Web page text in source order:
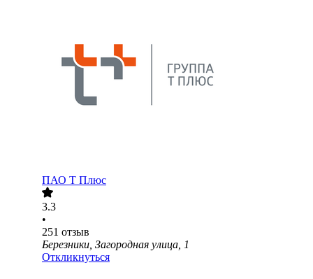
ПАО Т Плюс
3.3
•
251 отзыв
Березники, Загородная улица, 1
Откликнуться